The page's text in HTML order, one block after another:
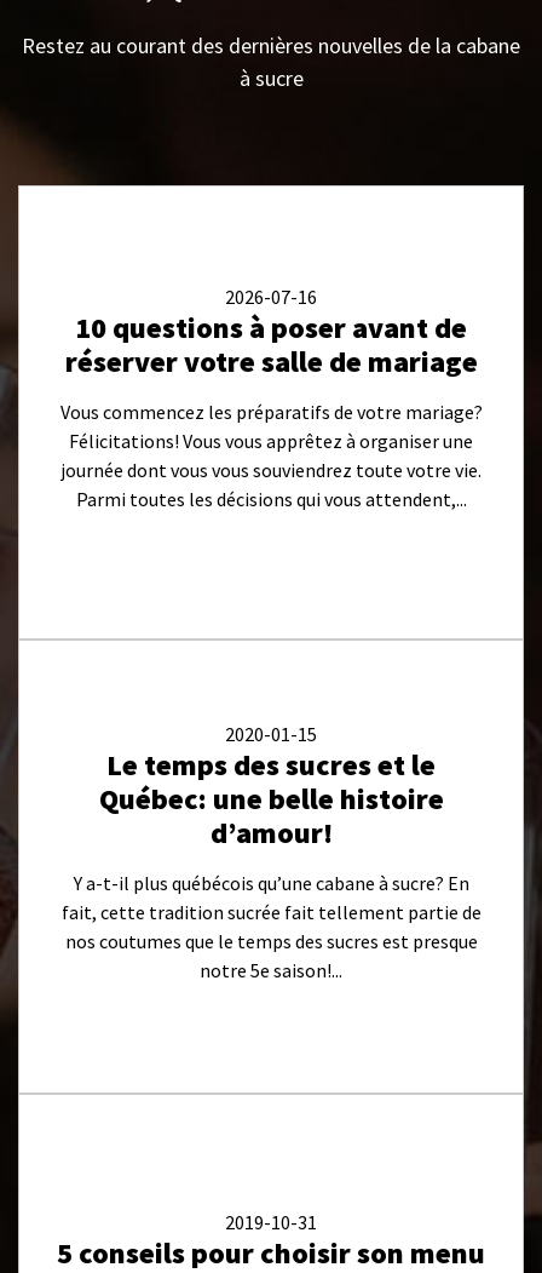
Restez au courant des dernières nouvelles de la cabane
à sucre
2026-07-16
10 questions à poser avant de
réserver votre salle de mariage
Vous commencez les préparatifs de votre mariage?
Félicitations! Vous vous apprêtez à organiser une
journée dont vous vous souviendrez toute votre vie.
Parmi toutes les décisions qui vous attendent,...
2020-01-15
Le temps des sucres et le
Québec: une belle histoire
d’amour!
Y a-t-il plus québécois qu’une cabane à sucre? En
fait, cette tradition sucrée fait tellement partie de
nos coutumes que le temps des sucres est presque
notre 5e saison!...
2019-10-31
5 conseils pour choisir son menu